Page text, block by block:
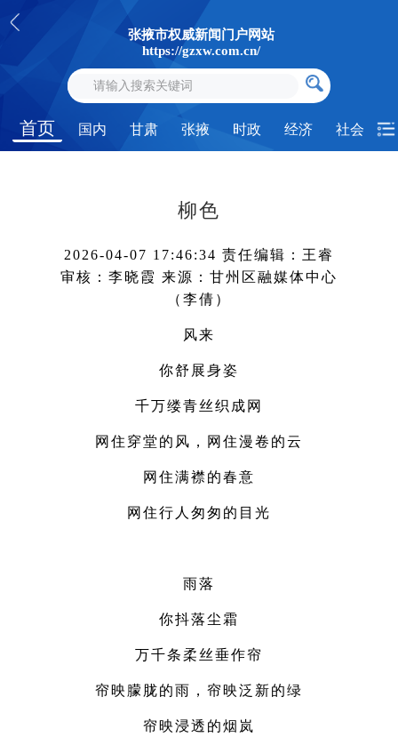
张掖市权威新闻门户网站
https://gzxw.com.cn/
首页 国内 甘肃 张掖 时政 经济 社会
柳色
2026-04-07 17:46:34 责任编辑：王睿
审核：李晓霞 来源：甘州区融媒体中心
（李倩）
风来
你舒展身姿
千万缕青丝织成网
网住穿堂的风，网住漫卷的云
网住满襟的春意
网住行人匆匆的目光
雨落
你抖落尘霜
万千条柔丝垂作帘
帘映朦胧的雨，帘映泛新的绿
帘映浸透的烟岚